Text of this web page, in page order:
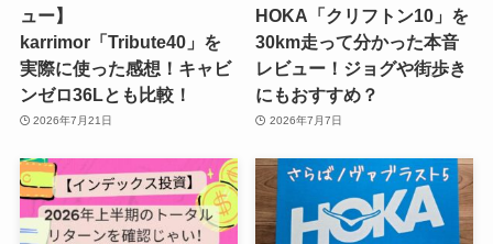
ュー】
karrimor「Tribute40」を
実際に使った感想！キャビ
ンゼロ36Lとも比較！
2026年7月21日
HOKA「クリフトン10」を
30km走って分かった本音
レビュー！ジョグや街歩き
にもおすすめ？
2026年7月7日